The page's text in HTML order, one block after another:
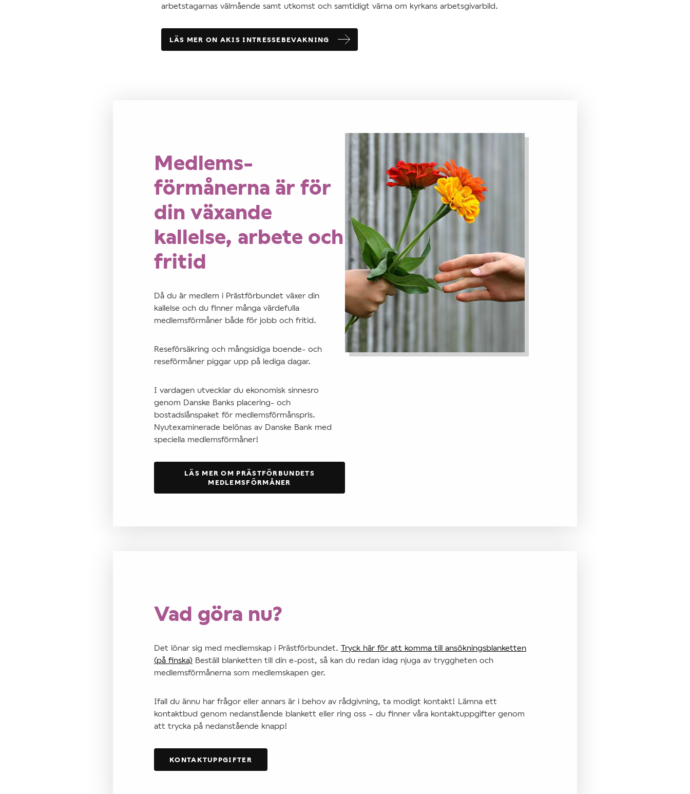
arbetstagarnas välmående samt utkomst och samtidigt värna om kyrkans arbetsgivarbild.
LÄS MER ON AKIS INTRESSEBEVAKNING
Medlems-
förmånerna är för
din växande
kallelse, arbete och
fritid
Då du är medlem i Prästförbundet växer din
kallelse och du finner många värdefulla
medlemsförmåner både för jobb och fritid.
Reseförsäkring och mångsidiga boende- och
reseförmåner piggar upp på lediga dagar.
I vardagen utvecklar du ekonomisk sinnesro
genom Danske Banks placering- och
bostadslånspaket för medlemsförmånspris.
Nyutexaminerade belönas av Danske Bank med
speciella medlemsförmåner!
LÄS MER OM PRÄSTFÖRBUNDETS
MEDLEMSFÖRMÅNER
Vad göra nu?
Det lönar sig med medlemskap i Prästförbundet. Tryck här för att komma till ansökningsblanketten
(på finska) Beställ blanketten till din e-post, så kan du redan idag njuga av tryggheten och
medlemsförmånerna som medlemskapen ger.
Ifall du ännu har frågor eller annars är i behov av rådgivning, ta modigt kontakt! Lämna ett
kontaktbud genom nedanstående blankett eller ring oss – du finner våra kontaktuppgifter genom
att trycka på nedanstående knapp!
KONTAKTUPPGIFTER